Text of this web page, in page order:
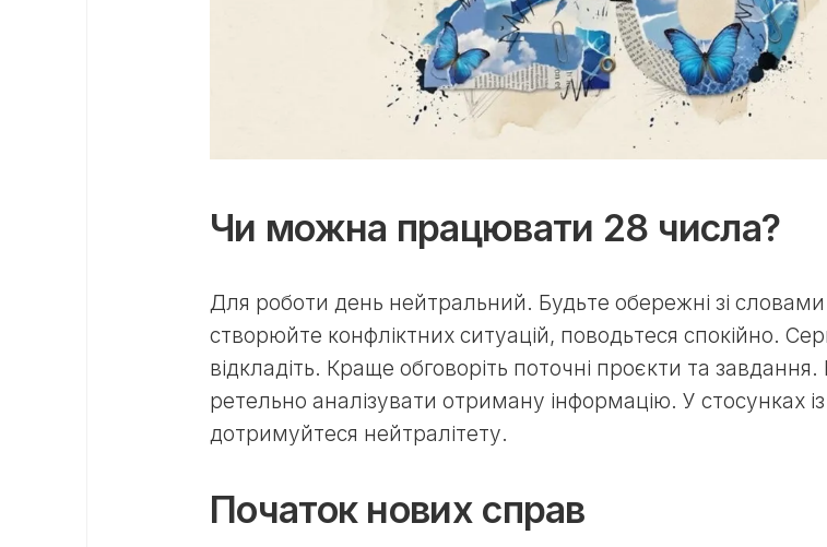
Чи можна працювати 28 числа?
Для роботи день нейтральний. Будьте обережні зі
створюйте конфліктних ситуацій, поводьтеся спокійно.
відкладіть. Краще обговоріть поточні проєкти та
ретельно аналізувати отриману інформацію. У стосунках
дотримуйтеся нейтралітету.
Початок нових справ